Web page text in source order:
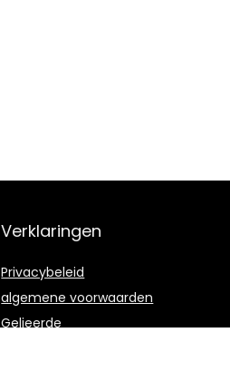
Verklaringen
Privacybeleid
algemene voorwaarden
Gelieerde